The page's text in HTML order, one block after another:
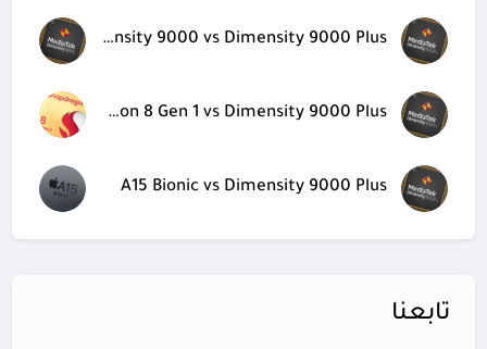
Dimensity 9000 vs Dimensity 9000 Plus
Snapdragon 8 Gen 1 vs Dimensity 9000 Plus
A15 Bionic vs Dimensity 9000 Plus
تابعنا